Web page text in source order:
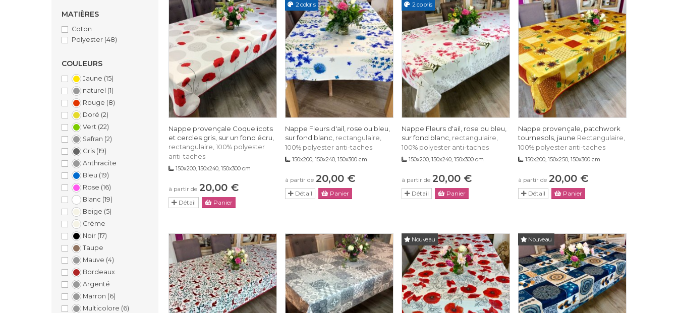
Nappe provençale Coquelicots
et cercles gris, sur un fond écru,
rectangulaire, 100% polyester
anti-taches
150x200, 150x240, 150x300 cm
à partir de 20,00 €
Détail Panier
2 coloris
Nappe Fleurs d'ail, rose ou bleu,
sur fond blanc, rectangulaire,
100% polyester anti-taches
150x200, 150x240, 150x300 cm
à partir de 20,00 €
Détail Panier
2 coloris
Nappe Fleurs d'ail, rose ou bleu,
sur fond blanc, rectangulaire,
100% polyester anti-taches
150x200, 150x240, 150x300 cm
à partir de 20,00 €
Détail Panier
Nappe provençale, patchwork
tournesols, jaune Rectangulaire,
100% polyester anti-taches
150x200, 150x250, 150x300 cm
à partir de 20,00 €
Détail Panier
Nouveau Nouveau
MATIÈRES
Coton
Polyester (48)
COULEURS
Jaune (15)
naturel (1)
Rouge (8)
Doré (2)
Vert (22)
Safran (2)
Gris (19)
Anthracite
Bleu (19)
Rose (16)
Blanc (19)
Beige (5)
Crème
Noir (17)
Taupe
Mauve (4)
Bordeaux
Argenté
Marron (6)
Multicolore (6)